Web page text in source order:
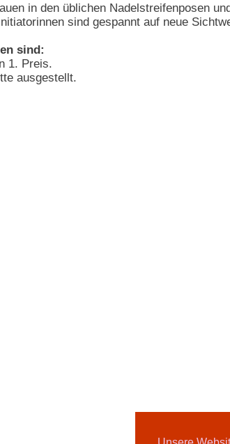
in den üblichen Nadelstreifenposen
sind gespannt auf neue
sind:
1. Preis.
ausgestellt.